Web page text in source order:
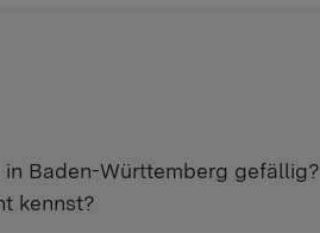
Baden-Württemberg gefällig?
kennst?